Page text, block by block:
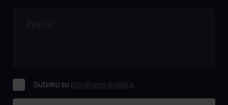
Sutinku su privatumo politika